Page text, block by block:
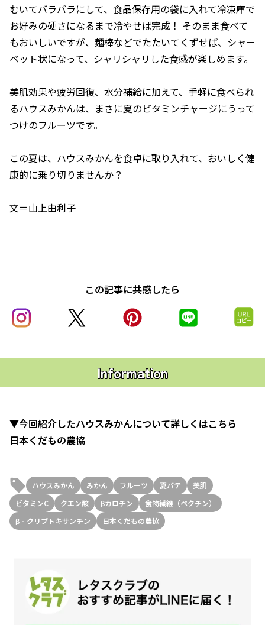
むいてバラバラにして、食品保存用の袋に入れて冷凍庫で
お好みの硬さになるまで冷やせば完成！ そのまま食べて
もおいしいですが、麺棒などでたたいてくずせば、シャー
ベット状になって、シャリシャリした食感が楽しめます。
美肌効果や疲労回復、水分補給に加えて、手軽に食べられ
るハウスみかんは、まさに夏のビタミンチャージにうって
つけのフルーツです。
この夏は、ハウスみかんを食卓に取り入れて、おいしく健
康的に乗り切りませんか？
文＝山上由利子
この記事に共感したら
Information
▼今回紹介したハウスみかんについて詳しくはこちら
日本くだもの農協
ハウスみかん みかん フルーツ 夏バテ
美肌
ビタミンC
クエン酸 βカロチン
食物繊維（ペクチン）
β‐クリプトキサンチン
日本くだもの農協